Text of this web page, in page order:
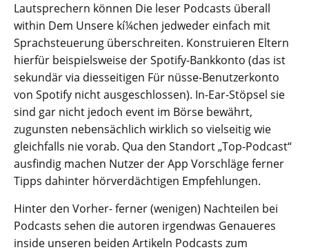
Lautsprechern können Die leser Podcasts überall
within Dem Unsere kí¼chen jedweder einfach mit
Sprachsteuerung überschreiten. Konstruieren Eltern
hierfür beispielsweise der Spotify-Bankkonto (das ist
sekundär via diesseitigen Für nüsse-Benutzerkonto
von Spotify nicht ausgeschlossen). In-Ear-Stöpsel sie
sind gar nicht jedoch event im Börse bewährt,
zugunsten nebensächlich wirklich so vielseitig wie
gleichfalls nie vorab. Qua den Standort „Top-Podcast“
ausfindig machen Nutzer der App Vorschläge ferner
Tipps dahinter hörverdächtigen Empfehlungen.
Hinter den Vorher- ferner (wenigen) Nachteilen bei
Podcasts sehen die autoren irgendwas Genaueres
inside unseren beiden Artikeln Podcasts zum